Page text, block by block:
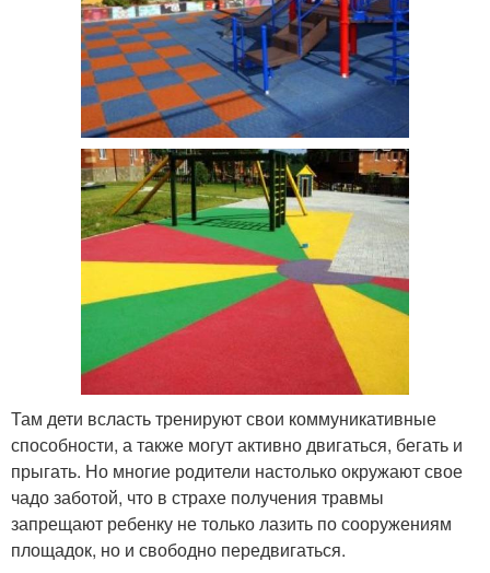
Там дети всласть тренируют свои коммуникативные
способности, а также могут активно двигаться, бегать и
прыгать. Но многие родители настолько окружают свое
чадо заботой, что в страхе получения травмы
запрещают ребенку не только лазить по сооружениям
площадок, но и свободно передвигаться.